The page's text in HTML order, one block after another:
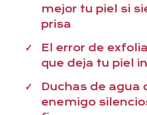
mejor tu piel si
prisa
El error de
que deja tu piel
Duchas de agua
enemigo